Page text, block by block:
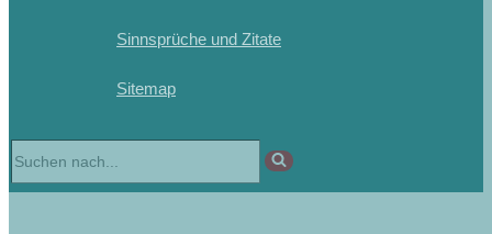
Sinnsprüche und Zitate
Sitemap